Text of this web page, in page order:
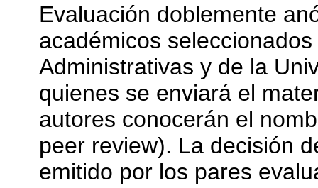
Evaluación doblemente
académicos
Administrativas y de la
quienes se enviará el
autores conocerán el
peer review). La decisión
emitido por los pares